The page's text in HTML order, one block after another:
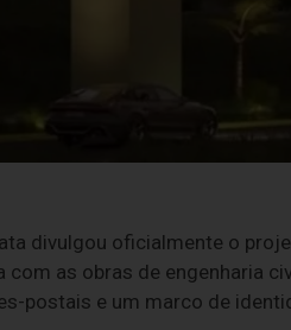
divulgou oficialmente o
as obras de engenharia
postais e um marco de